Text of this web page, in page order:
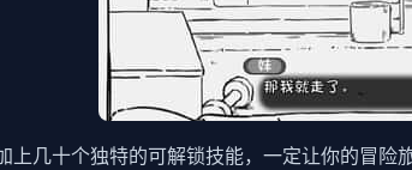
上几十个独特的可解锁技能，一定让你的冒险